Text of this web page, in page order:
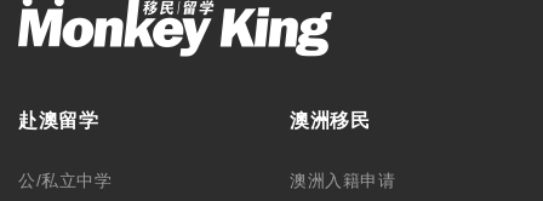
赴澳留学
公/私立中学
澳洲移民
澳洲入籍申请